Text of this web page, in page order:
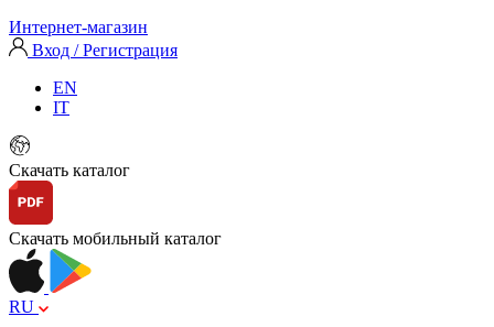
Интернет-магазин
Вход / Регистрация
EN
IT
Скачать каталог
Скачать мобильный каталог
RU